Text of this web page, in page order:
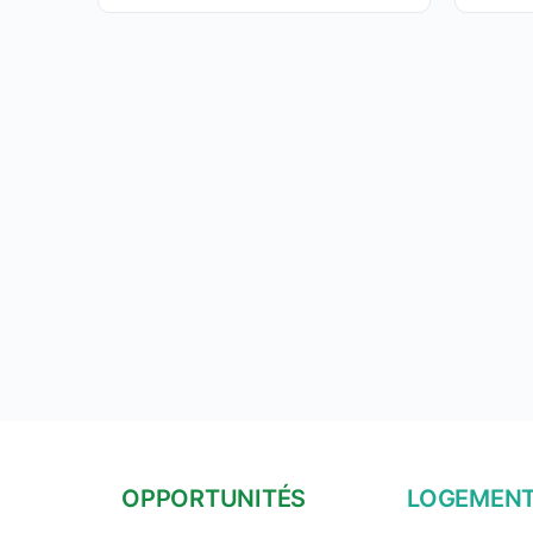
OPPORTUNITÉS